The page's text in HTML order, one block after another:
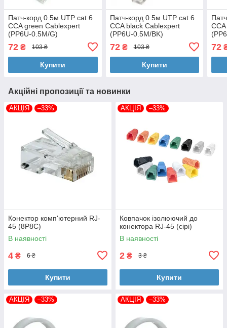
Патч-корд 0.5м UTP cat 6
CCA green Cablexpert
(PP6U-0.5M/G)
72 ₴ 103 ₴
Купити
Патч-корд 0.5м UTP cat 6
CCA black Cablexpert
(PP6U-0.5M/BK)
72₴ 103 ₴
Купити
72
Акційні пропозиції та новинки
АКЦІЯ –33%
Конектор комп'ютерний RJ-
45 (8P8C)
В наявності
4 ₴ 6 ₴
Купити
АКЦІЯ –33%
Ковпачок ізолюючий до
конектора RJ-45 (сірі)
В наявності
2 ₴ 3 ₴
Купити
АКЦІЯ –33% АКЦІЯ –33%